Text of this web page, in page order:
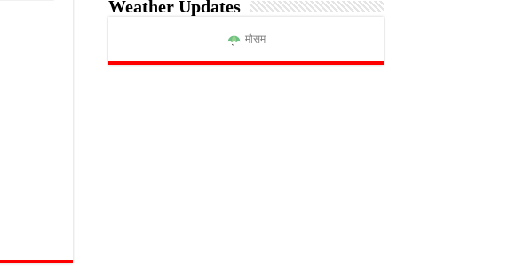
Weather Updates
मौसम